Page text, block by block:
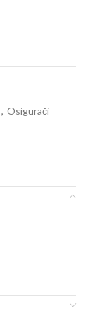
, Osigurači